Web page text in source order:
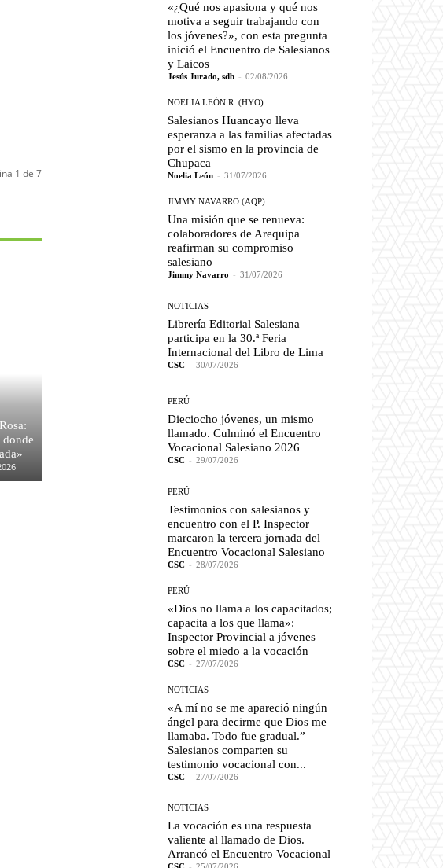
1 de 7
donde
«¿Qué nos apasiona y qué nos
motiva a seguir trabajando con
los jóvenes?», con esta pregunta
inició el Encuentro de Salesianos
y Laicos
Jesús Jurado, sdb - 02/08/2026
NOELIA LEÓN R. (HYO)
Salesianos Huancayo lleva
esperanza a las familias afectadas
por el sismo en la provincia de
Chupaca
Noelia León - 31/07/2026
JIMMY NAVARRO (AQP)
Una misión que se renueva:
colaboradores de Arequipa
reafirman su compromiso
salesiano
Jimmy Navarro - 31/07/2026
NOTICIAS
Librería Editorial Salesiana
participa en la 30.ª Feria
Internacional del Libro de Lima
CSC - 30/07/2026
PERÚ
Dieciocho jóvenes, un mismo
llamado. Culminó el Encuentro
Vocacional Salesiano 2026
CSC - 29/07/2026
PERÚ
Testimonios con salesianos y
encuentro con el P. Inspector
marcaron la tercera jornada del
Encuentro Vocacional Salesiano
CSC - 28/07/2026
PERÚ
«Dios no llama a los capacitados;
capacita a los que llama»:
Inspector Provincial a jóvenes
sobre el miedo a la vocación
CSC - 27/07/2026
NOTICIAS
«A mí no se me apareció ningún
ángel para decirme que Dios me
llamaba. Todo fue gradual.” –
Salesianos comparten su
testimonio vocacional con...
CSC - 27/07/2026
NOTICIAS
La vocación es una respuesta
valiente al llamado de Dios.
Arrancó el Encuentro Vocacional